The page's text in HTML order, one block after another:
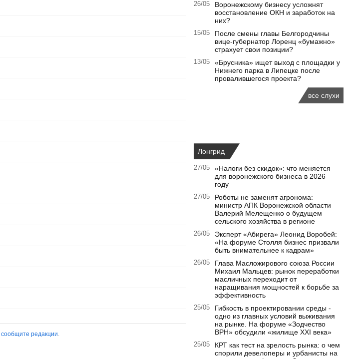
сообщите редакции.
26/05
Воронежскому бизнесу усложнят
восстановление ОКН и заработок на
них?
15/05
После смены главы Белгородчины
вице-губернатор Лоренц «бумажно»
страхует свои позиции?
13/05
«Брусника» ищет выход с площадки у
Нижнего парка в Липецке после
провалившегося проекта?
все слухи
Лонгрид
27/05
«Налоги без скидок»: что меняется
для воронежского бизнеса в 2026
году
27/05
Роботы не заменят агронома:
министр АПК Воронежской области
Валерий Мелещенко о будущем
сельского хозяйства в регионе
26/05
Эксперт «Абирега» Леонид Воробей:
«На форуме Столля бизнес призвали
быть внимательнее к кадрам»
26/05
Глава Масложирового союза России
Михаил Мальцев: рынок переработки
масличных переходит от
наращивания мощностей к борьбе за
эффективность
25/05
Гибкость в проектировании среды -
одно из главных условий выживания
на рынке. На форуме «Зодчество
ВРН» обсудили «жилище XXI века»
25/05
КРТ как тест на зрелость рынка: о чем
спорили девелоперы и урбанисты на